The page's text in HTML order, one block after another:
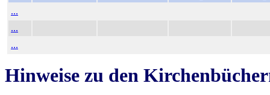
...
...
...
Hinweise zu den